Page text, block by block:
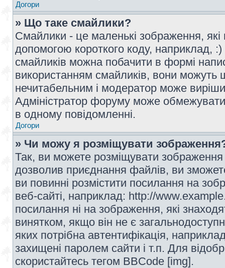
Догори
» Що таке смайлики?
Смайлики - це маленькі зображення, які
допомогою короткого коду, наприклад,
смайликів можна побачити в формі
використанням смайликів, вони
нечитабельним і модератор може
Адміністратор форуму може обмежувати
в одному повідомленні.
Догори
» Чи можу я розміщувати
Так, ви можете розміщувати
дозволив приєднання файлів, ви
ви повинні розмістити посилання на
веб-сайті, наприклад: http://
посилання ні на зображення, які
винятком, якщо він не є
яких потрібна автентифікація,
захищені паролем сайти і т.п. Для
скористайтесь тегом BBCode [img].